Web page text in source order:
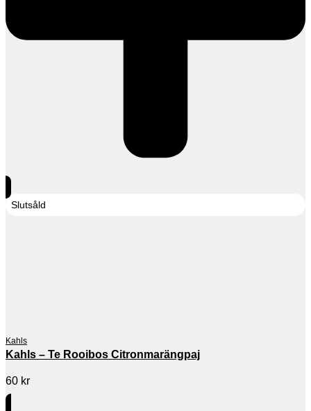
Slutsåld
Kahls
Kahls – Te Rooibos Citronmarängpaj
60 kr